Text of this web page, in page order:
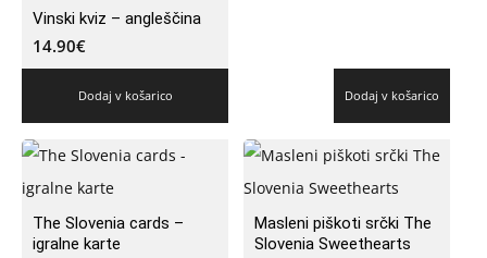
Vinski kviz – angleščina
14.90€
Dodaj v košarico Dodaj v košarico
The Slovenia cards –
igralne karte
Masleni piškoti srčki The
Slovenia Sweethearts